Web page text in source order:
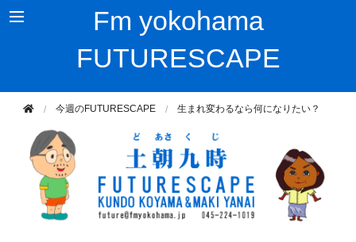
Fm yokohama
FUTURESCAPE
今週のFUTURESCAPE 生まれ変わるなら何になりたい？